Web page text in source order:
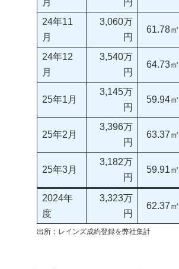
月
円
24年11
月
3,060万
円
61.78㎡
24年12
月
3,540万
円
64.73㎡
25年1月
3,145万
円
59.94㎡
25年2月
3,396万
円
63.37㎡
25年3月
3,182万
円
59.91㎡
2024年
度
3,323万
円
62.37㎡
出所：レインズ成約登録を弊社集計